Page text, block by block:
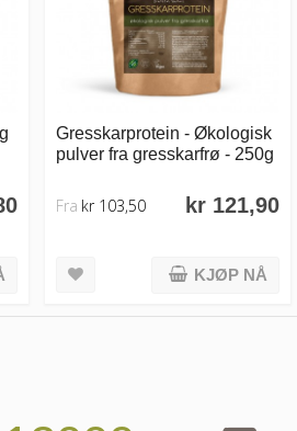
Gresskarprotein - Økologisk
pulver fra gresskarfrø - 250g
kr 121,90
Fra kr 103,50
KJØP NÅ